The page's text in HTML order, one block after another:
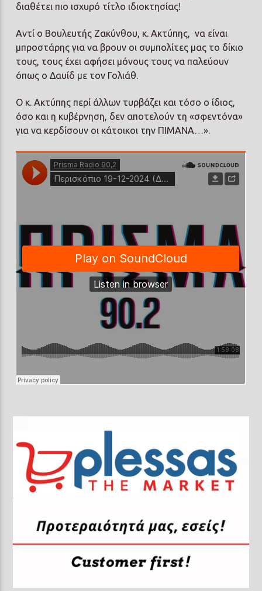
διαθέτει πιο ισχυρό τίτλο ιδιοκτησίας!
Αντί ο Βουλευτής Ζακύνθου, κ. Ακτύπης, να είναι
μπροστάρης για να βρουν οι συμπολίτες μας το δίκιο
τους, τους έχει αφήσει μόνους τους να παλεύουν
όπως ο Δαυίδ με τον Γολιάθ.
Ο κ. Ακτύπης περί άλλων τυρβάζει και τόσο ο ίδιος,
όσο και η κυβέρνηση, δεν αποτελούν τη «σφεντόνα»
για να κερδίσουν οι κάτοικοι την ΠΙΜΑΝΑ…».